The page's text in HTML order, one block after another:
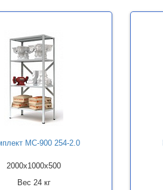
МС-900 254-2.0
2000x1000x500
Вес 24 кг